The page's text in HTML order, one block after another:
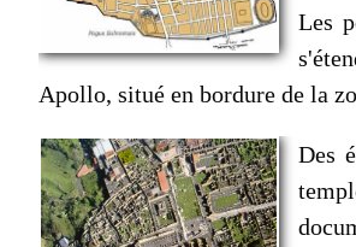
Les
Apollo, situé en bordure de la
Des